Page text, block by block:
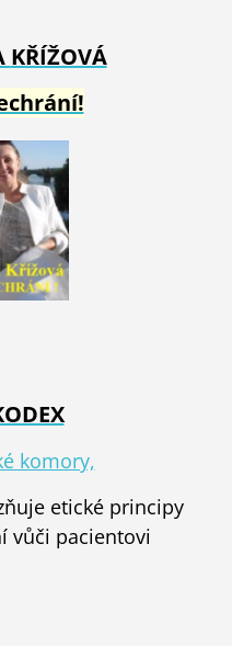
KŘÍŽOVÁ
komory,
etické principy
vůči pacientovi